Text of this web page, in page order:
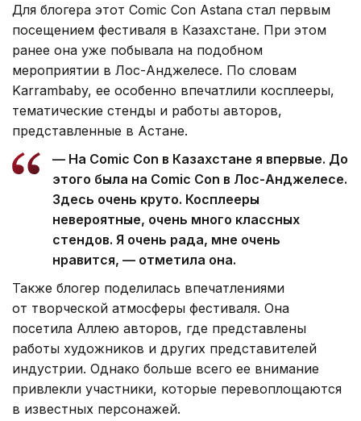
Для блогера этот Comic Con Astana стал первым
посещением фестиваля в Казахстане. При этом
ранее она уже побывала на подобном
мероприятии в Лос-Анджелесе. По словам
Karrambaby, ее особенно впечатлили косплееры,
тематические стенды и работы авторов,
представленные в Астане.
— На Comic Con в Казахстане я впервые. До
этого была на Comic Con в Лос-Анджелесе.
Здесь очень круто. Косплееры
невероятные, очень много классных
стендов. Я очень рада, мне очень
нравится, — отметила она.
Также блогер поделилась впечатлениями
от творческой атмосферы фестиваля. Она
посетила Аллею авторов, где представлены
работы художников и других представителей
индустрии. Однако больше всего ее внимание
привлекли участники, которые перевоплощаются
в известных персонажей.